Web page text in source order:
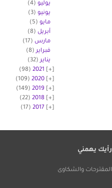
يوليو (4)
يونيو (3)
مايو (5)
أبريل (8)
مارس (17)
فبراير(8)
يناير(32)
2021
(98)
2020
(109)
2019
(149)
2018
(22)
2017
(17)
رأيك يهمني
المقترحات والشكاوى